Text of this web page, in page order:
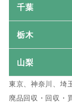
千葉
栃木
山梨
東京、神奈川、埼
廃品回収・回収・